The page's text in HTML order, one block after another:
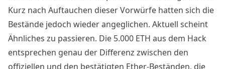
Kurz nach Auftauchen dieser Vorwürfe hatten sich die
Bestände jedoch wieder angeglichen. Aktuell scheint
Ähnliches zu passieren. Die 5.000 ETH aus dem Hack
entsprechen genau der Differenz zwischen den
offiziellen und den bestätigten Ether-Beständen, die